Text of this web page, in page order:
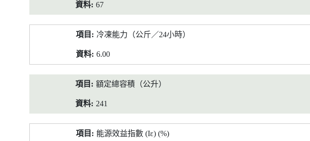
67
冷凍能力（公斤／24小時）
6.00
額定總容積（公升）
241
能源效益指數 (Iε) (%)